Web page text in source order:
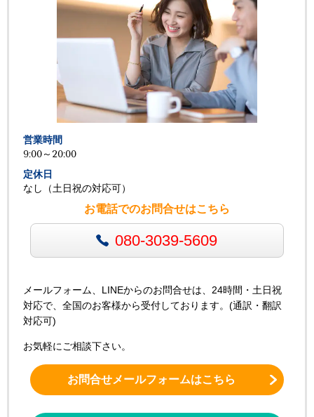
営業時間
9:00～20:00
定休日
なし（土日祝の対応可）
お電話でのお問合せはこちら
080-3039-5609
メールフォーム、LINEからのお問合せは、24時間・土日祝
対応で、全国のお客様から受付しております。(通訳・翻訳
対応可)
お気軽にご相談下さい。
お問合せメールフォームはこちら